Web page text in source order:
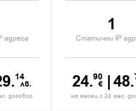
адреса
14
лв.
договор
1
Статични IP
24.90
€ |48.
на месец с 24 мес.